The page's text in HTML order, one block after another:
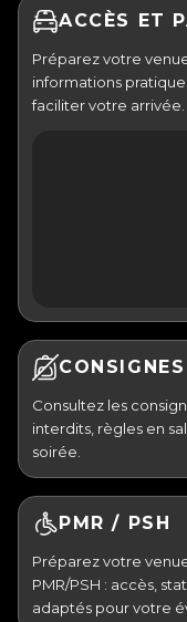
ACCÈS ET
Préparez votre
informations
faciliter votre arrivée.
Consultez les
interdits, règles en
soirée.
PMR / PSH
Préparez votre
PMR/PSH : accès,
adaptés pour votre